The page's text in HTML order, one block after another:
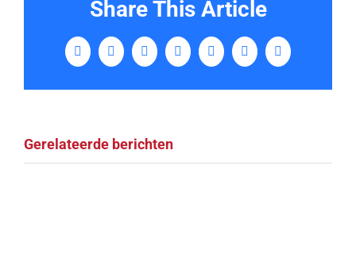
Share This Article
FacebookTwitter LinkedInTumblr PinterestVk
E-
mail
Gerelateerde berichten